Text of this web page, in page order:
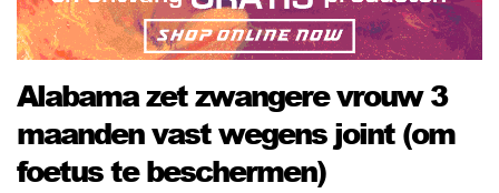
Alabama zet zwangere vrouw 3
maanden vast wegens joint (om
foetus te beschermen)